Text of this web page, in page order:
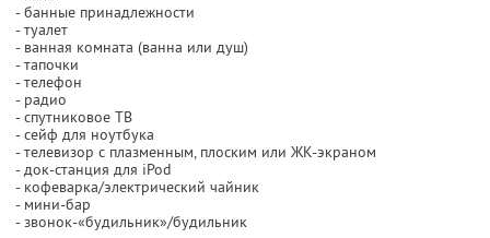
- банные принадлежности
- туалет
- ванная комната (ванна или душ)
- тапочки
- телефон
- радио
- спутниковое ТВ
- сейф для ноутбука
- телевизор с плазменным, плоским или ЖК-экраном
- док-станция для iPod
- кофеварка/электрический чайник
- мини-бар
- звонок-«будильник»/будильник